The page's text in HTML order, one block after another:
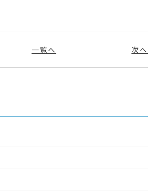
一覧へ 次へ